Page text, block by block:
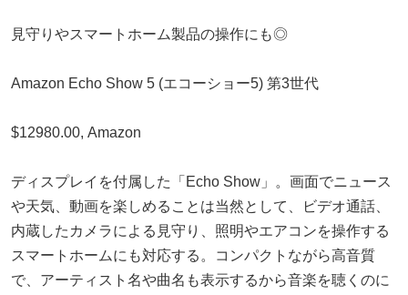
見守りやスマートホーム製品の操作にも◎
Amazon Echo Show 5 (エコーショー5) 第3世代
$12980.00, Amazon
ディスプレイを付属した「Echo Show」。画面でニュース
や天気、動画を楽しめることは当然として、ビデオ通話、
内蔵したカメラによる見守り、照明やエアコンを操作する
スマートホームにも対応する。コンパクトながら高音質
で、アーティスト名や曲名も表示するから音楽を聴くのに